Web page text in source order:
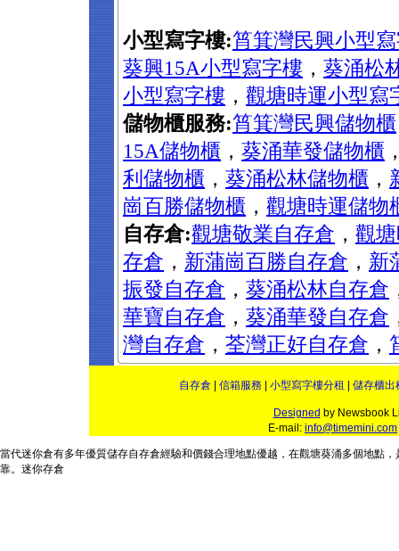
小型寫字樓:筲箕灣民興小型
葵興15A小型寫字樓 ， 葵涌松
小型寫字樓 ， 觀塘時運小型寫
儲物櫃服務:筲箕灣民興儲物櫃
15A儲物櫃 ， 葵涌華發儲物櫃
利儲物櫃 ， 葵涌松林儲物櫃 ，
崗百勝儲物櫃 ， 觀塘時運儲物
自存倉:觀塘敬業自存倉 ， 觀
存倉 ， 新蒲崗百勝自存倉 ， 新
振發自存倉 ， 葵涌松林自存倉
華寶自存倉 ， 葵涌華發自存倉
灣自存倉 ， 荃灣正好自存倉 ，
自存倉| 信箱服務| 小型寫字樓分租 儲存櫃
Designed by Newsbook
E-mail: info@timemini.com
當代迷你倉有多年優質儲存自存倉經驗和價錢合理地點優越，在觀塘葵涌多個地點
靠。 迷你存倉